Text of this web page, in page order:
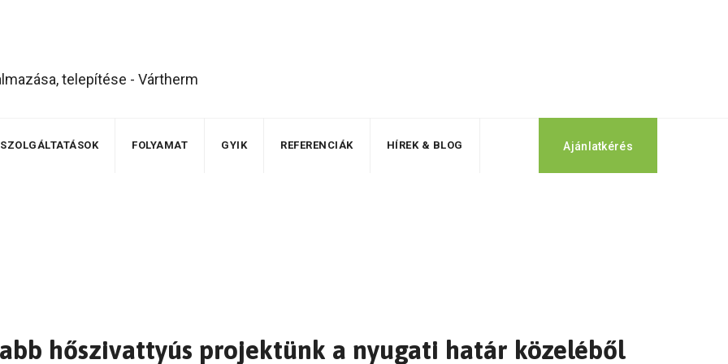
SZOLGÁLTATÁSOK FOLYAMAT GYIK REFERENCIÁK HÍREK & BLOG Ajánlatkérés
hőszivattyús projektünk a nyugati határ közeléből